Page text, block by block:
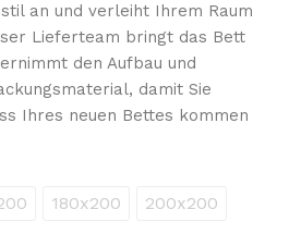
an und verleiht Ihrem Raum
Lieferteam bringt das Bett
den Aufbau und
damit Sie
Ihres neuen Bettes kommen
180x200 200x200